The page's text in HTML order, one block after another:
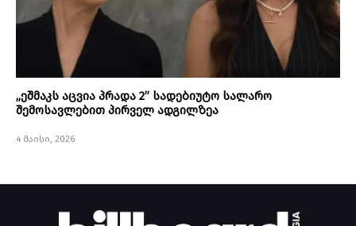
„ეშმაკს აცვია პრადა 2” სადებიუტო სალარო
შემოსავლებით პირველ ადგილზეა
4 მაისი, 2026